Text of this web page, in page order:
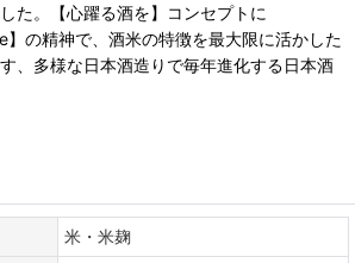
た。【心躍る酒を】コンセプトに
】の精神で、酒米の特徴を最大限に活かした
、多様な日本酒造りで毎年進化する日本酒
米・米麹